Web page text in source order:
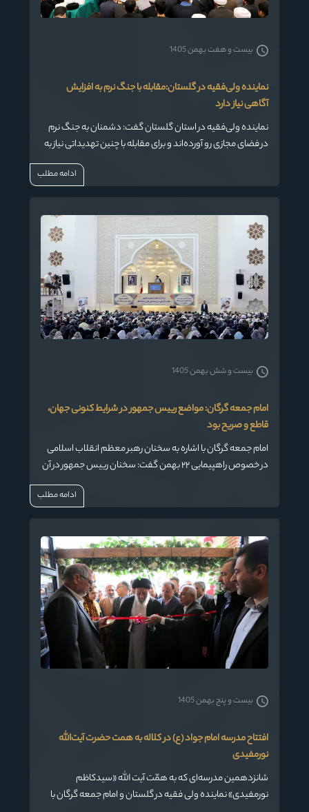
نماینده ولی‌فقیه در گلستان:مقابله با جنگ نرم به افزایش
آگاهی نیاز دارد
نماینده ولی‌فقیه در استان گلستان گفت: دشمنان به جنگ نرم
در فضای مجازی رو آورده‌اند و برای مقابله با چنین تهدیداتی نیاز به
افزایش دانش و آگاهی بیش از هر زمان دیگری احساس
بیست و هفت بهمن 1405
ادامه مطلب
امام جمعه گرگان: مواضع رییس جمهور در شرایط کنونی جهان،
قاطع و صریح بود
امام جمعه گرگان با اشاره به سخنان رهبر معظم انقلاب اسلامی
در خصوص راهپیمایی ۲۲ بهمن گفت: سخنان رییس جمهور در آن
دیدار در شرایط کنونی جهان، صریح و قاطع و شفاف بود.
بیست و شش بهمن 1405
ادامه مطلب
افتتاح مدرسه امام جواد (ع) در کلاله به همت حضرت آیت‌الله
نورمفیدی
شانزدهمین مدرسه‌ای که به همّت آیت الله «سیدکاظم
نورمفیدی» نماینده ولی فقیه در گلستان و امام جمعه گرگان با
بیست و پنج بهمن 1405